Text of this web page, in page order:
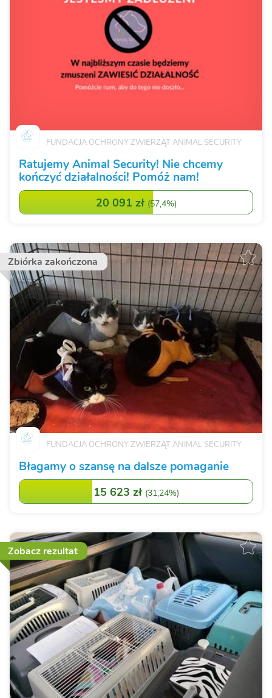
FUNDACJA OCHRONY ZWIERZĄT ANIMAL SECURITY
Ratujemy Animal Security! Nie chcemy
kończyć działalności! Pomóż nam!
20 091 zł (57,4%)
Zbiórka zakończona
FUNDACJA OCHRONY ZWIERZĄT ANIMAL SECURITY
Błagamy o szansę na dalsze pomaganie
15 623 zł (31,24%)
Zobacz rezultat